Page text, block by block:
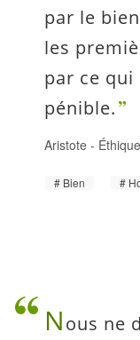
par le
les
par ce
pénible.
Aristote -
Bien
Nous ne